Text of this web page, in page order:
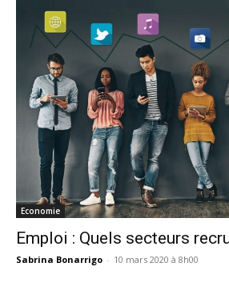
Economie
Emploi : Quels secteurs
Sabrina Bonarrigo - 10 mars 2020 à 8h00